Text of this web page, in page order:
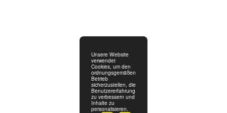
Unsere Website
verwendet
Cookies, um den
ordnungsgemäßen
Betrieb
sicherzustellen, die
Benutzererfahrung
zu verbessern und
Inhalte zu
personalisieren.